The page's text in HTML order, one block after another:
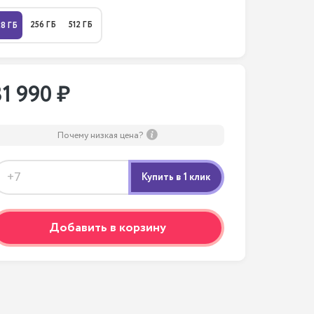
ГБ 256 ГБ 512 ГБ
990 ₽
Почему низкая цена?
Добавить в корзину